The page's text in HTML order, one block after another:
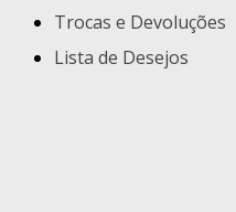
Trocas e Devoluções
Lista de Desejos